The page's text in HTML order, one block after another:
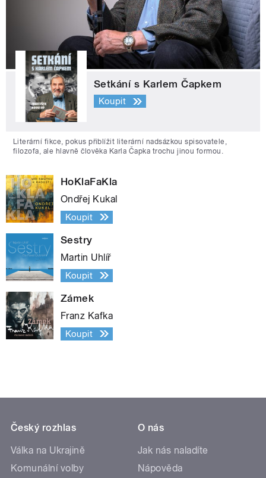
Setkání s Karlem Čapkem
Koupit
Literární fikce, pokus přiblížit literární nadsázkou spisovatele,
filozofa, ale hlavně člověka Karla Čapka trochu jinou formou.
HoKlaFaKla
Ondřej Kukal
Koupit
Sestry
Martin Uhlíř
Koupit
Zámek
Franz Kafka
Koupit
Český rozhlas
Válka na Ukrajině
Komunální volby
O nás
Jak nás naladíte
Nápověda